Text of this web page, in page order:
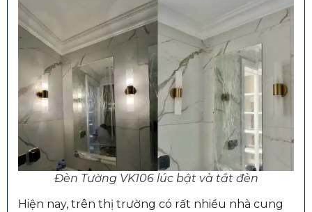
Đèn Tường VK106 lúc bật và tắt đèn
Hiện nay, trên thị trường có rất nhiều nhà cung